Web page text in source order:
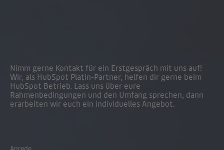
Nimm gerne Kontakt für ein Erstgespräch mit uns auf!
Wir, als HubSpot Platin-Partner, helfen dir gerne beim
HubSpot Betrieb. Lass uns über eure
Rahmenbedingungen und den Umfang sprechen, dann
erarbeiten wir euch ein individuelles Angebot.